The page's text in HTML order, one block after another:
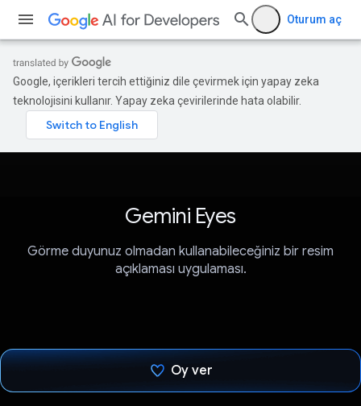
Oturum aç
Google, içerikleri tercih ettiğiniz dile çevirmek için yapay zeka
teknolojisini kullanır. Yapay zeka çevirilerinde hata olabilir.
Gemini Eyes
Görme duyunuz olmadan kullanabileceğiniz bir resim
açıklaması uygulaması.
Oy ver